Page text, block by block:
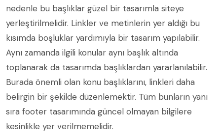
nedenle bu başlıklar güzel bir tasarımla siteye
yerleştirilmelidir. Linkler ve metinlerin yer aldığı bu
kısımda boşluklar yardımıyla bir tasarım yapılabilir.
Aynı zamanda ilgili konular aynı başlık altında
toplanarak da tasarımda başlıklardan yararlanılabilir.
Burada önemli olan konu başlıklarını, linkleri daha
belirgin bir şekilde düzenlemektir. Tüm bunların yanı
sıra footer tasarımında güncel olmayan bilgilere
kesinlikle yer verilmemelidir.